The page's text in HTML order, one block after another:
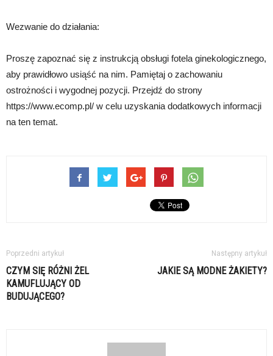
Wezwanie do działania:
Proszę zapoznać się z instrukcją obsługi fotela ginekologicznego,
aby prawidłowo usiąść na nim. Pamiętaj o zachowaniu
ostrożności i wygodnej pozycji. Przejdź do strony
https://www.ecomp.pl/ w celu uzyskania dodatkowych informacji
na ten temat.
Poprzedni artykuł
CZYM SIĘ RÓŻNI ŻEL
KAMUFLUJĄCY OD
BUDUJĄCEGO?
Następny artykuł
JAKIE SĄ MODNE ŻAKIETY?